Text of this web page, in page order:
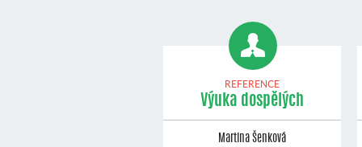
REFERENCE
Výuka dospělých
Martina Šenková